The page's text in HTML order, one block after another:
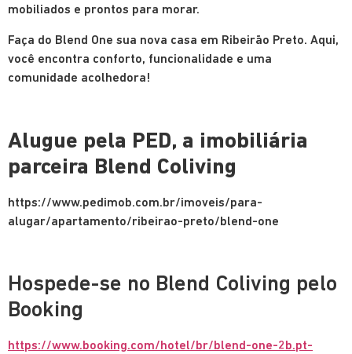
mobiliados e prontos para morar.
Faça do Blend One sua nova casa em Ribeirão Preto. Aqui,
você encontra conforto, funcionalidade e uma
comunidade acolhedora!
Alugue pela PED, a imobiliária
parceira Blend Coliving
https://www.pedimob.com.br/imoveis/para-
alugar/apartamento/ribeirao-preto/blend-one
Hospede-se no Blend Coliving pelo
Booking
https://www.booking.com/hotel/br/blend-one-2b.pt-